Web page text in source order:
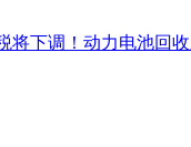
将下调！动力电池回